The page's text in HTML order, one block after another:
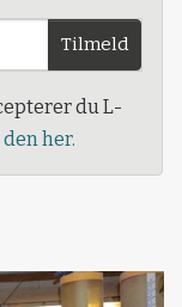
Tilmeld
du L-
her.